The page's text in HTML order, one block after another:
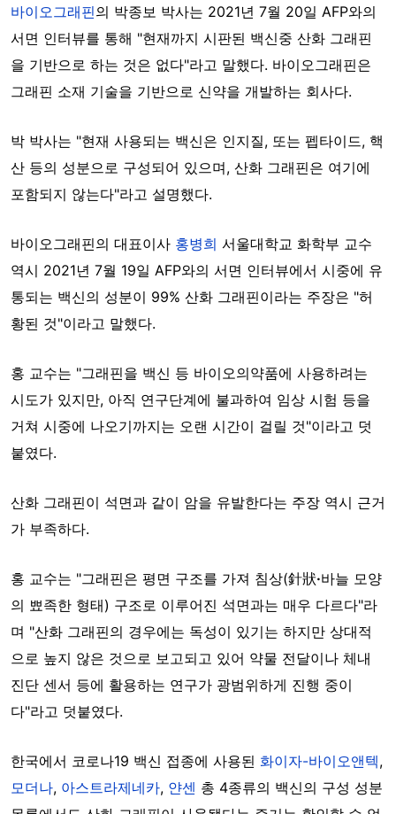
바이오그래핀의 박종보 박사는 2021년 7월 20일 AFP와의
서면 인터뷰를 통해 "현재까지 시판된 백신중 산화 그래핀
을 기반으로 하는 것은 없다"라고 말했다. 바이오그래핀은
그래핀 소재 기술을 기반으로 신약을 개발하는 회사다.
박 박사는 "현재 사용되는 백신은 인지질, 또는 펩타이드, 핵
산 등의 성분으로 구성되어 있으며, 산화 그래핀은 여기에
포함되지 않는다"라고 설명했다.
바이오그래핀의 대표이사 홍병희 서울대학교 화학부 교수
역시 2021년 7월 19일 AFP와의 서면 인터뷰에서 시중에 유
통되는 백신의 성분이 99% 산화 그래핀이라는 주장은 "허
황된 것"이라고 말했다.
홍 교수는 "그래핀을 백신 등 바이오의약품에 사용하려는
시도가 있지만, 아직 연구단계에 불과하여 임상 시험 등을
거쳐 시중에 나오기까지는 오랜 시간이 걸릴 것"이라고 덧
붙였다.
산화 그래핀이 석면과 같이 암을 유발한다는 주장 역시 근거
가 부족하다.
홍 교수는 "그래핀은 평면 구조를 가져 침상(針狀·바늘 모양
의 뾰족한 형태) 구조로 이루어진 석면과는 매우 다르다"라
며 "산화 그래핀의 경우에는 독성이 있기는 하지만 상대적
으로 높지 않은 것으로 보고되고 있어 약물 전달이나 체내
진단 센서 등에 활용하는 연구가 광범위하게 진행 중이
다"라고 덧붙였다.
한국에서 코로나19 백신 접종에 사용된 화이자-바이오앤텍,
모더나, 아스트라제네카, 얀센 총 4종류의 백신의 구성 성분